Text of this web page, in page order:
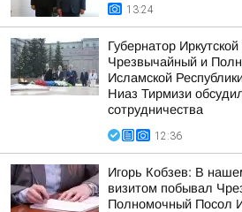
13:24
Губернатор
Чрезвычайный и
Исламской
Ниаз Тирмизи
сотрудничества
12:36
Игорь Кобзев: В
визитом побывал
Полномочный Посол